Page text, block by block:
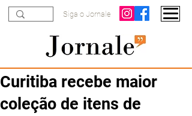
Siga o Jornale
Curitiba recebe maior
coleção de itens de